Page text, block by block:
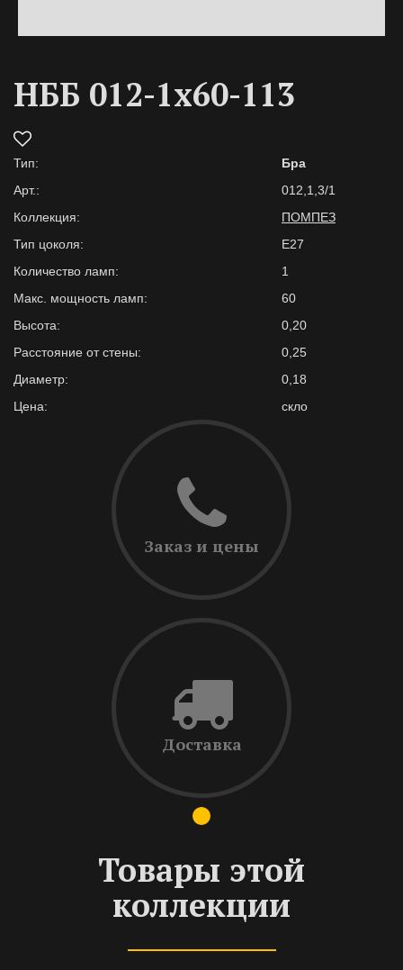
НББ 012-1х60-113
Тип:
Бра
Арт.:
012,1,3/1
Коллекция:
ПОМПЕЗ
Тип цоколя:
Е27
Количество ламп:
1
Макс. мощность ламп:
60
Высота:
0,20
Расстояние от стены:
0,25
Диаметр:
0,18
Цена:
скло
Заказ и цены
Доставка
Товары этой
коллекции